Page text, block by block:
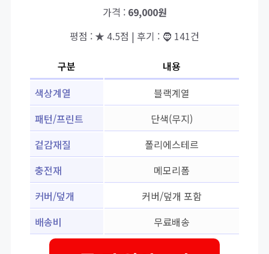
가격 : 69,000원
평점 : ★ 4.5점 | 후기 : 🧔 141건
구분
내용
색상계열
블랙계열
패턴/프린트
단색(무지)
겉감재질
폴리에스테르
충전재
메모리폼
커버/덮개
커버/덮개 포함
배송비
무료배송